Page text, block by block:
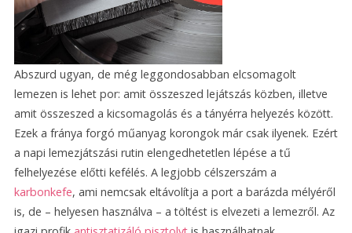
Abszurd ugyan, de még leggondosabban elcsomagolt
lemezen is lehet por: amit összeszed lejátszás közben, illetve
amit összeszed a kicsomagolás és a tányérra helyezés között.
Ezek a fránya forgó műanyag korongok már csak ilyenek. Ezért
a napi lemezjátszási rutin elengedhetetlen lépése a tű
felhelyezése előtti kefélés. A legjobb célszerszám a
karbonkefe, ami nemcsak eltávolítja a port a barázda mélyéről
is, de – helyesen használva – a töltést is elvezeti a lemezről. Az